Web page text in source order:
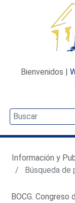
Bienvenidos |
Información y
Búsqueda de
BOCG. Congreso